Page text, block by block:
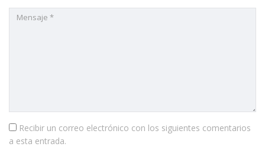
Recibir un correo electrónico con los siguientes comentarios
a esta entrada.